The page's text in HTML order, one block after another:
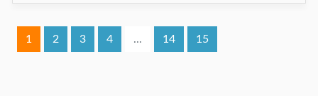
1 2 3 4 ... 14 15